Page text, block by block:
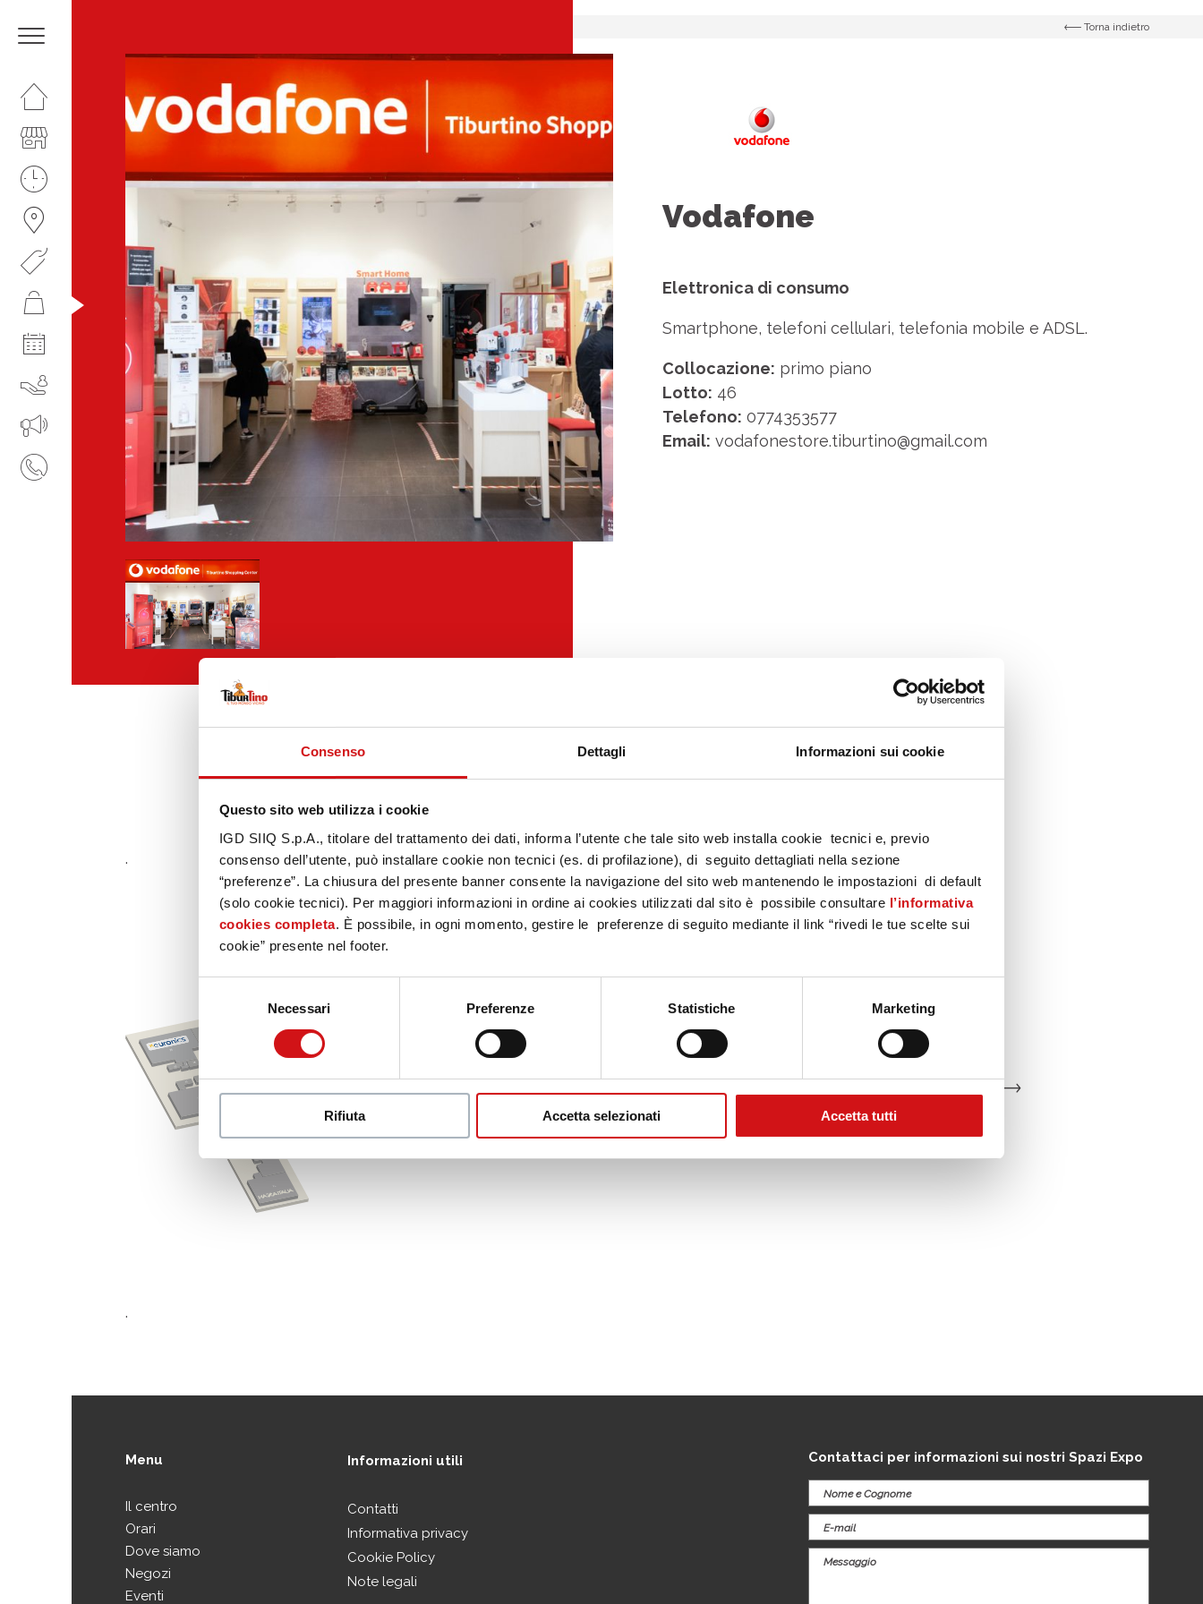
Consenso Dettagli Informazioni sui cookie
Questo sito web utilizza i cookie
IGD SIIQ S.p.A., titolare del trattamento dei dati, informa l’utente che tale sito web installa cookie tecnici e, previo
consenso dell’utente, può installare cookie non tecnici (es. di profilazione), di seguito dettagliati nella sezione
“preferenze”. La chiusura del presente banner consente la navigazione del sito web mantenendo le impostazioni di default
(solo cookie tecnici). Per maggiori informazioni in ordine ai cookies utilizzati dal sito è possibile consultare l’informativa
cookies completa. È possibile, in ogni momento, gestire le preferenze di seguito mediante il link “rivedi le tue scelte sui
cookie” presente nel footer.
consenso
Necessari Preferenze Statistiche Marketing
Rifiuta Accetta selezionati Accetta tutti
HOMEPAGE
IL CENTRO
COME RAGGIUNGERCI
PROMOZIONI
NEGOZI
IL TUO BUSINESS AL CENTRO
CONTATTI
Torna indietro
Vodafone
Elettronica di consumo
Smartphone, telefoni cellulari, telefonia mobile e ADSL.
Collocazione: primo piano
Lotto: 46
Telefono: 0774353577
Email: vodafonestore.tiburtino@gmail.com
.
a
.
VAI ALLA MAPPA DEL CENTRO
Menu
Il centro
Orari
Dove siamo
Negozi
Eventi
Informazioni utili
Contatti
Informativa privacy
Cookie Policy
Note legali
Contattaci per informazioni sui nostri Spazi Expo